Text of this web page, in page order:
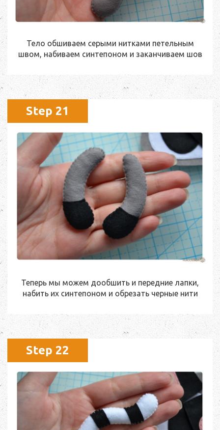
Тело обшиваем серыми нитками петельным
швом, набиваем синтепоном и заканчиваем шов
Step 21
Теперь мы можем дообшить и передние лапки,
набить их синтепоном и обрезать черные нити
Step 22